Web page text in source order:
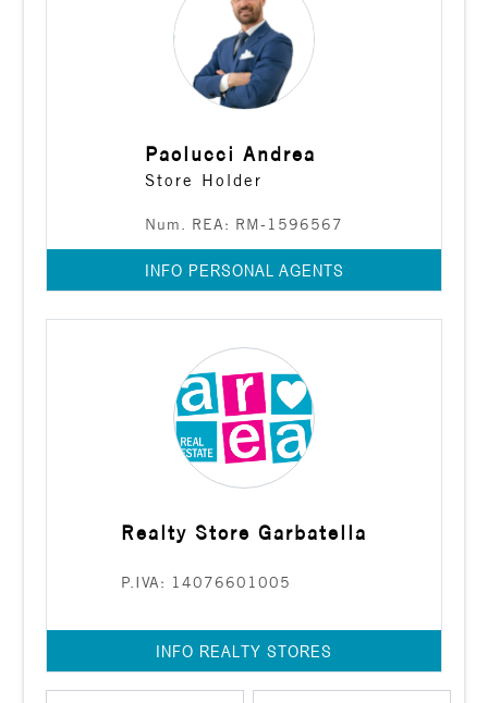
Paolucci Andrea
Store Holder
Num. REA: RM-1596567
INFO PERSONAL AGENTS
Realty Store Garbatella
P.IVA: 14076601005
INFO REALTY STORES